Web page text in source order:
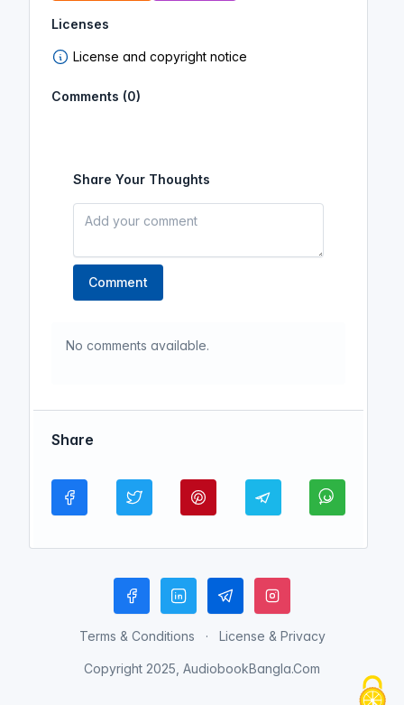
Licenses
License and copyright notice
Comments (0)
Share Your Thoughts
Comment
No comments available.
Share
Terms & Conditions License & Privacy
Copyright 2025, AudiobookBangla.Com